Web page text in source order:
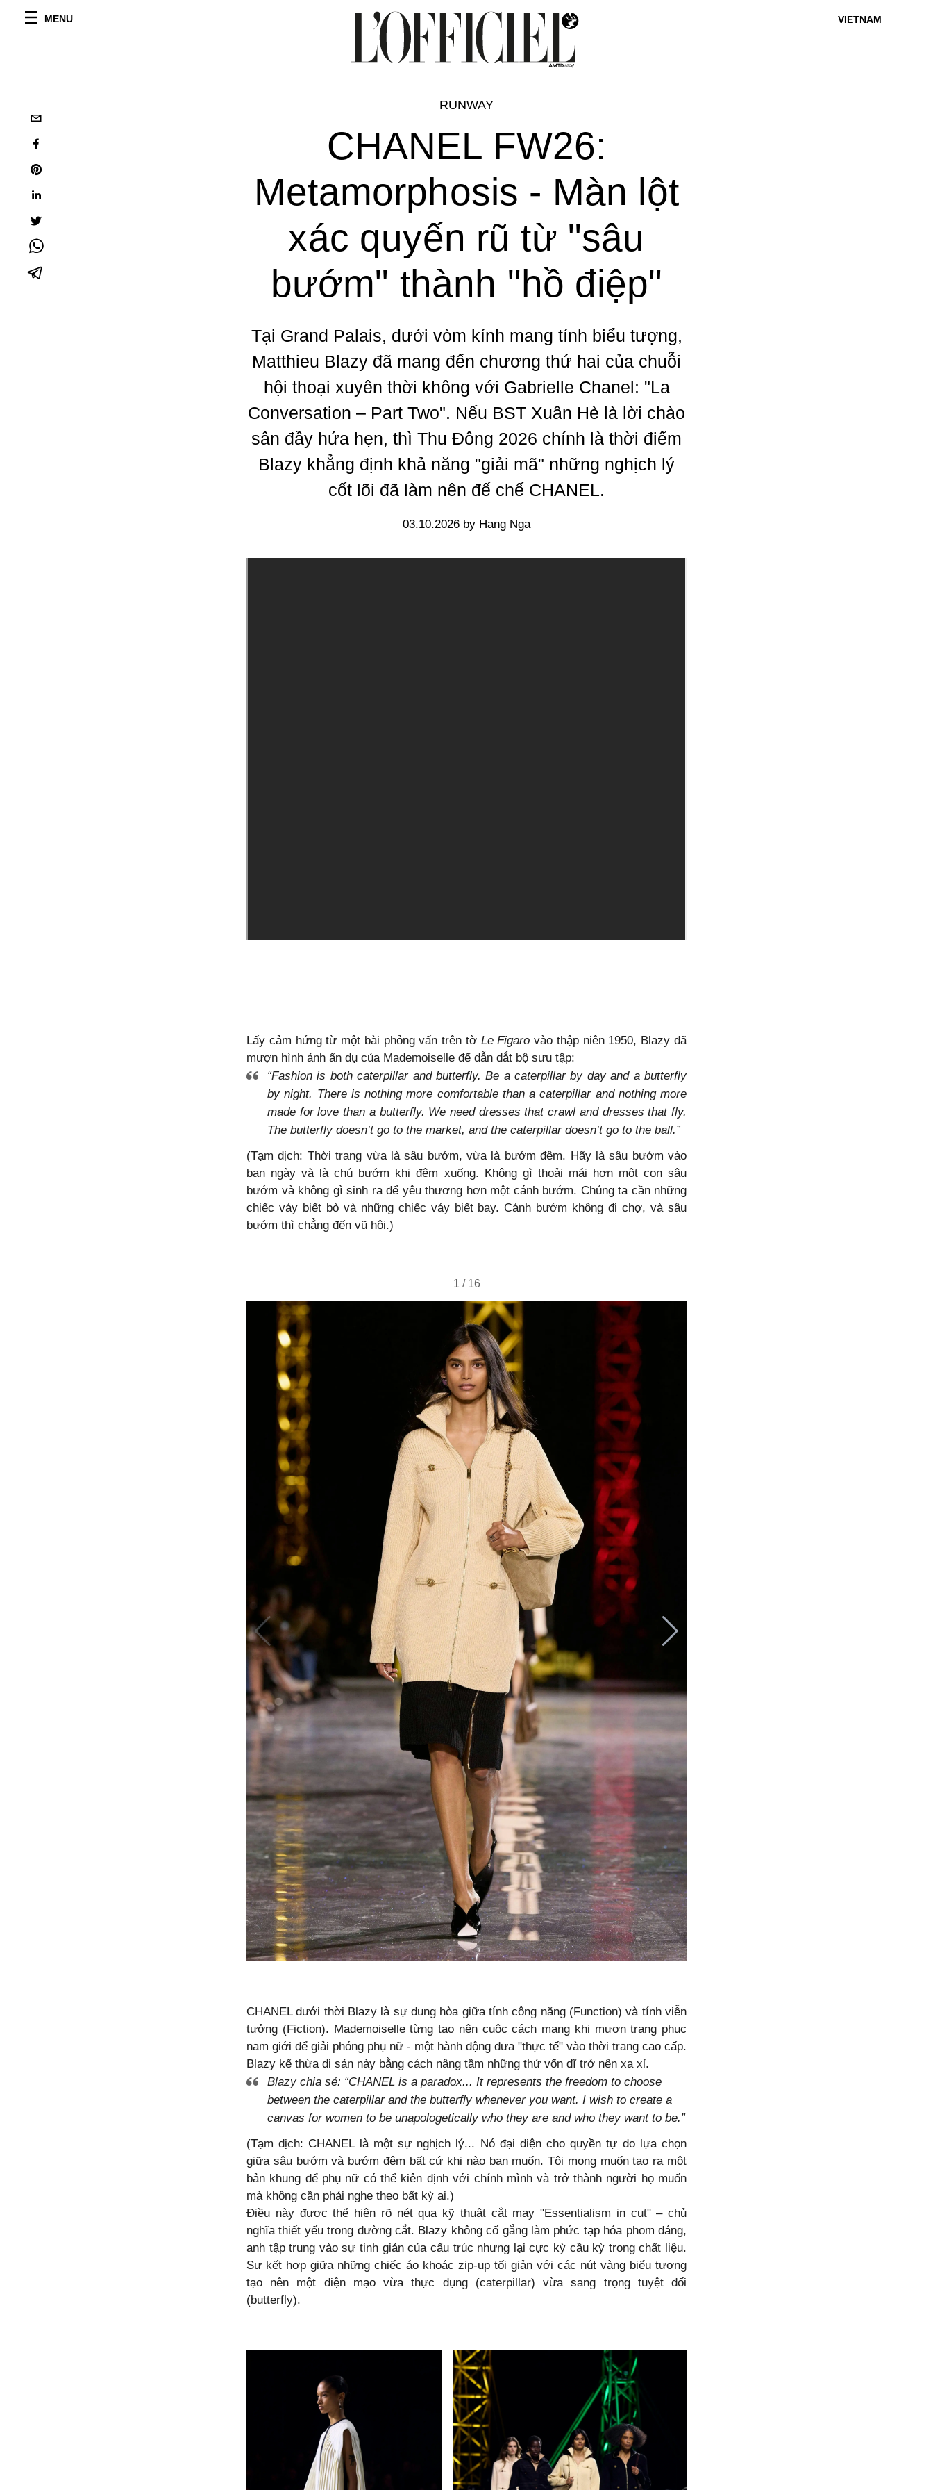
MENU VIETNAM
RUNWAY
CHANEL FW26:
Metamorphosis - Màn lột
xác quyến rũ từ "sâu
bướm" thành "hồ điệp"
Tại Grand Palais, dưới vòm kính mang tính biểu tượng,
Matthieu Blazy đã mang đến chương thứ hai của chuỗi
hội thoại xuyên thời không với Gabrielle Chanel: "La
Conversation – Part Two". Nếu BST Xuân Hè là lời chào
sân đầy hứa hẹn, thì Thu Đông 2026 chính là thời điểm
Blazy khẳng định khả năng "giải mã" những nghịch lý
cốt lõi đã làm nên đế chế CHANEL.
03.10.2026 by Hang Nga
Lấy cảm hứng từ một bài phỏng vấn trên tờ Le Figaro vào thập niên 1950, Blazy đã
mượn hình ảnh ẩn dụ của Mademoiselle để dẫn dắt bộ sưu tập:
“Fashion is both caterpillar and butterfly. Be a caterpillar by day and a butterfly
by night. There is nothing more comfortable than a caterpillar and nothing more
made for love than a butterfly. We need dresses that crawl and dresses that fly.
The butterfly doesn’t go to the market, and the caterpillar doesn’t go to the ball.”
(Tạm dịch: Thời trang vừa là sâu bướm, vừa là bướm đêm. Hãy là sâu bướm vào
ban ngày và là chú bướm khi đêm xuống. Không gì thoải mái hơn một con sâu
bướm và không gì sinh ra để yêu thương hơn một cánh bướm. Chúng ta cần những
chiếc váy biết bò và những chiếc váy biết bay. Cánh bướm không đi chợ, và sâu
bướm thì chẳng đến vũ hội.)
1 / 16
CHANEL dưới thời Blazy là sự dung hòa giữa tính công năng (Function) và tính viễn
tưởng (Fiction). Mademoiselle từng tạo nên cuộc cách mạng khi mượn trang phục
nam giới để giải phóng phụ nữ - một hành động đưa "thực tế" vào thời trang cao cấp.
Blazy kế thừa di sản này bằng cách nâng tầm những thứ vốn dĩ trở nên xa xỉ.
Blazy chia sẻ: “CHANEL is a paradox... It represents the freedom to choose
between the caterpillar and the butterfly whenever you want. I wish to create a
canvas for women to be unapologetically who they are and who they want to be.”
(Tạm dịch: CHANEL là một sự nghịch lý... Nó đại diện cho quyền tự do lựa chọn
giữa sâu bướm và bướm đêm bất cứ khi nào bạn muốn. Tôi mong muốn tạo ra một
bản khung để phụ nữ có thể kiên định với chính mình và trở thành người họ muốn
mà không cần phải nghe theo bất kỳ ai.)
Điều này được thể hiện rõ nét qua kỹ thuật cắt may "Essentialism in cut"– chủ
nghĩa thiết yếu trong đường cắt. Blazy không cố gắng làm phức tạp hóa phom dáng,
anh tập trung vào sự tinh giản của cấu trúc nhưng lại cực kỳ cầu kỳ trong chất liệu.
Sự kết hợp giữa những chiếc áo khoác zip-up tối giản với các nút vàng biểu tượng
tạo nên một diện mạo vừa thực dụng (caterpillar) vừa sang trọng tuyệt đối
(butterfly).